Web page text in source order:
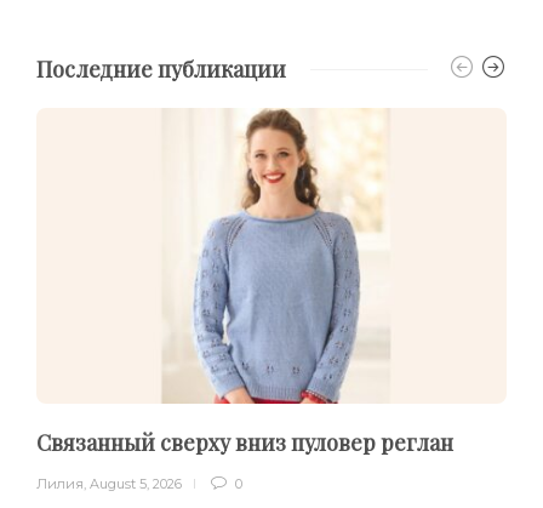
Последние публикации
Связанный сверху вниз пуловер реглан
Лилия, August 5, 2026 0